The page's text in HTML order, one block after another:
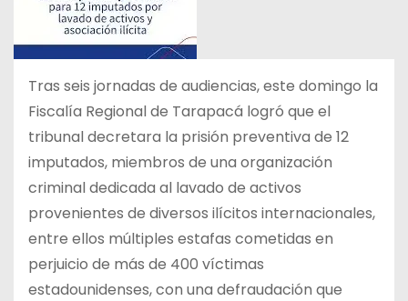
Tras seis jornadas de audiencias, este domingo la
Fiscalía Regional de Tarapacá logró que el
tribunal decretara la prisión preventiva de 12
imputados, miembros de una organización
criminal dedicada al lavado de activos
provenientes de diversos ilícitos internacionales,
entre ellos múltiples estafas cometidas en
perjuicio de más de 400 víctimas
estadounidenses, con una defraudación que